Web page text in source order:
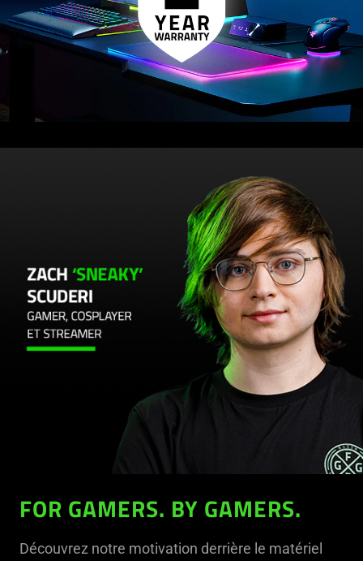
FOR GAMERS. BY GAMERS.
Découvrez notre motivation derrière le matériel